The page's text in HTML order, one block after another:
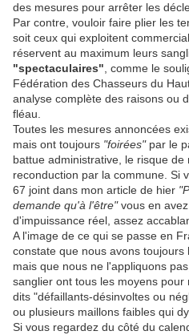
des mesures pour arrêter les
Par contre, vouloir faire plier les
soit ceux qui exploitent
réservent au maximum leurs
"spectaculaires" , comme le
Fédération des Chasseurs du
analyse complète des raisons ou
fléau.
Toutes les mesures annoncées
mais ont toujours "foirées"par le
battue administrative, le risque
reconduction par la commune. Si
67 joint dans mon article de hier
demande qu'à l'être"vous en
d'impuissance réel, assez
A l'image de ce qui se passe en
constate que nous avons toujours
mais que nous ne l'appliquons
sanglier ont tous les moyens
dits "défaillants-désinvoltes ou
ou plusieurs maillons faibles qui
Si vous regardez du côté du